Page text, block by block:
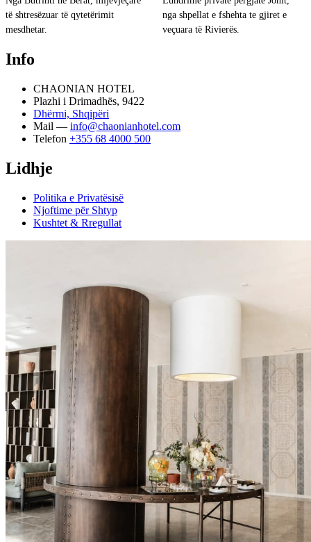
të shtresëzuar të qytetërimit
mesdhetar.
nga shpellat e fshehta te gjiret e
veçuara të Rivierës.
Info
CHAONIAN HOTEL
Plazhi i Drimadhës, 9422
Dhërmi, Shqipëri
Mail — info@chaonianhotel.com
Telefon +355 68 4000 500
Lidhje
Politika e Privatësisë
Njoftime për Shtyp
Kushtet & Rregullat